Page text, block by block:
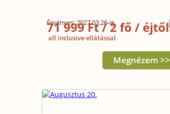
Érvényes: 2027.03.26-ig
71 999 Ft / 2 fő / éjtől
all inclusive ellátással
Megnézem >>